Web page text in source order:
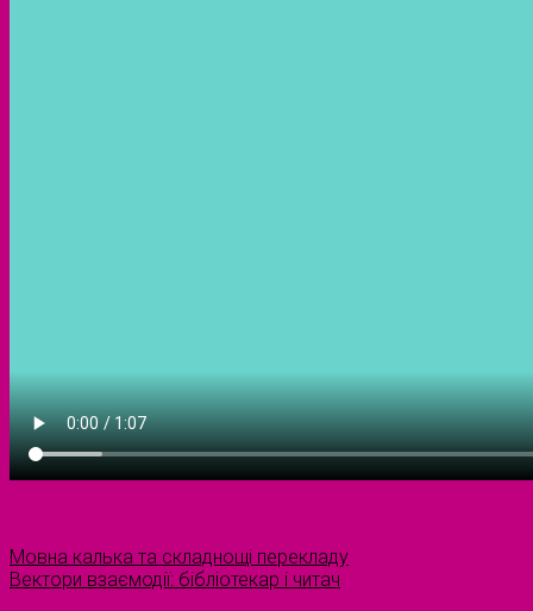
Мовна калька та складнощі перекладу
Вектори взаємодії: бібліотекар і читач